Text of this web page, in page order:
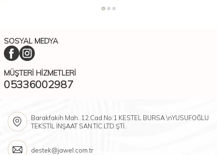
SOSYAL MEDYA
MÜŞTERI HIZMETLERI
05336002987
Barakfakih Mah. 12.Cad.No:1 KESTEL BURSA \nYUSUFOĞLU
TEKSTİL İNŞAAT SAN.TİC.LTD.ŞTİ.
destek@jawel.com.tr